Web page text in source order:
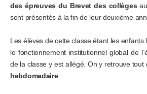
des épreuves du Brevet des collèges
sont présentés à la fin de leur deuxième
Les élèves de cette classe étant les enfants
le fonctionnement institutionnel global de
de la classe y est allégé. On y retrouve tout
hebdomadaire.